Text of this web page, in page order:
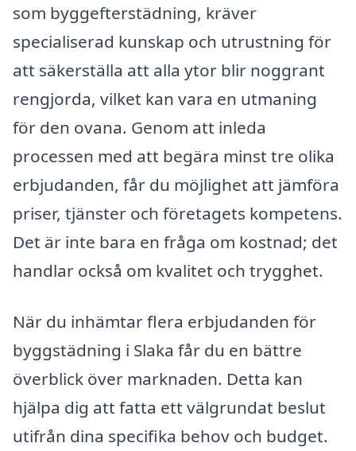
som byggefterstädning, kräver
specialiserad kunskap och utrustning för
att säkerställa att alla ytor blir noggrant
rengjorda, vilket kan vara en utmaning
för den ovana. Genom att inleda
processen med att begära minst tre olika
erbjudanden, får du möjlighet att jämföra
priser, tjänster och företagets kompetens.
Det är inte bara en fråga om kostnad; det
handlar också om kvalitet och trygghet.
När du inhämtar flera erbjudanden för
byggstädning i Slaka får du en bättre
överblick över marknaden. Detta kan
hjälpa dig att fatta ett välgrundat beslut
utifrån dina specifika behov och budget.